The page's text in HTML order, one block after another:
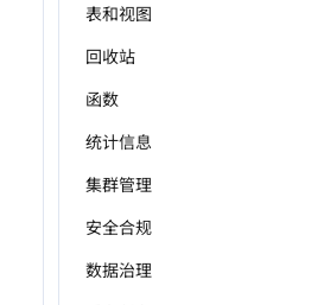
表和视图
回收站
函数
统计信息
集群管理
安全合规
数据治理